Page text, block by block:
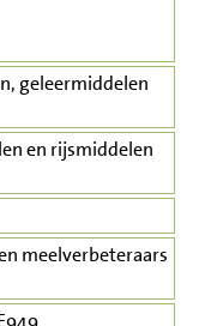
geleermiddelen
en rijsmiddelen
meelverbeteraars